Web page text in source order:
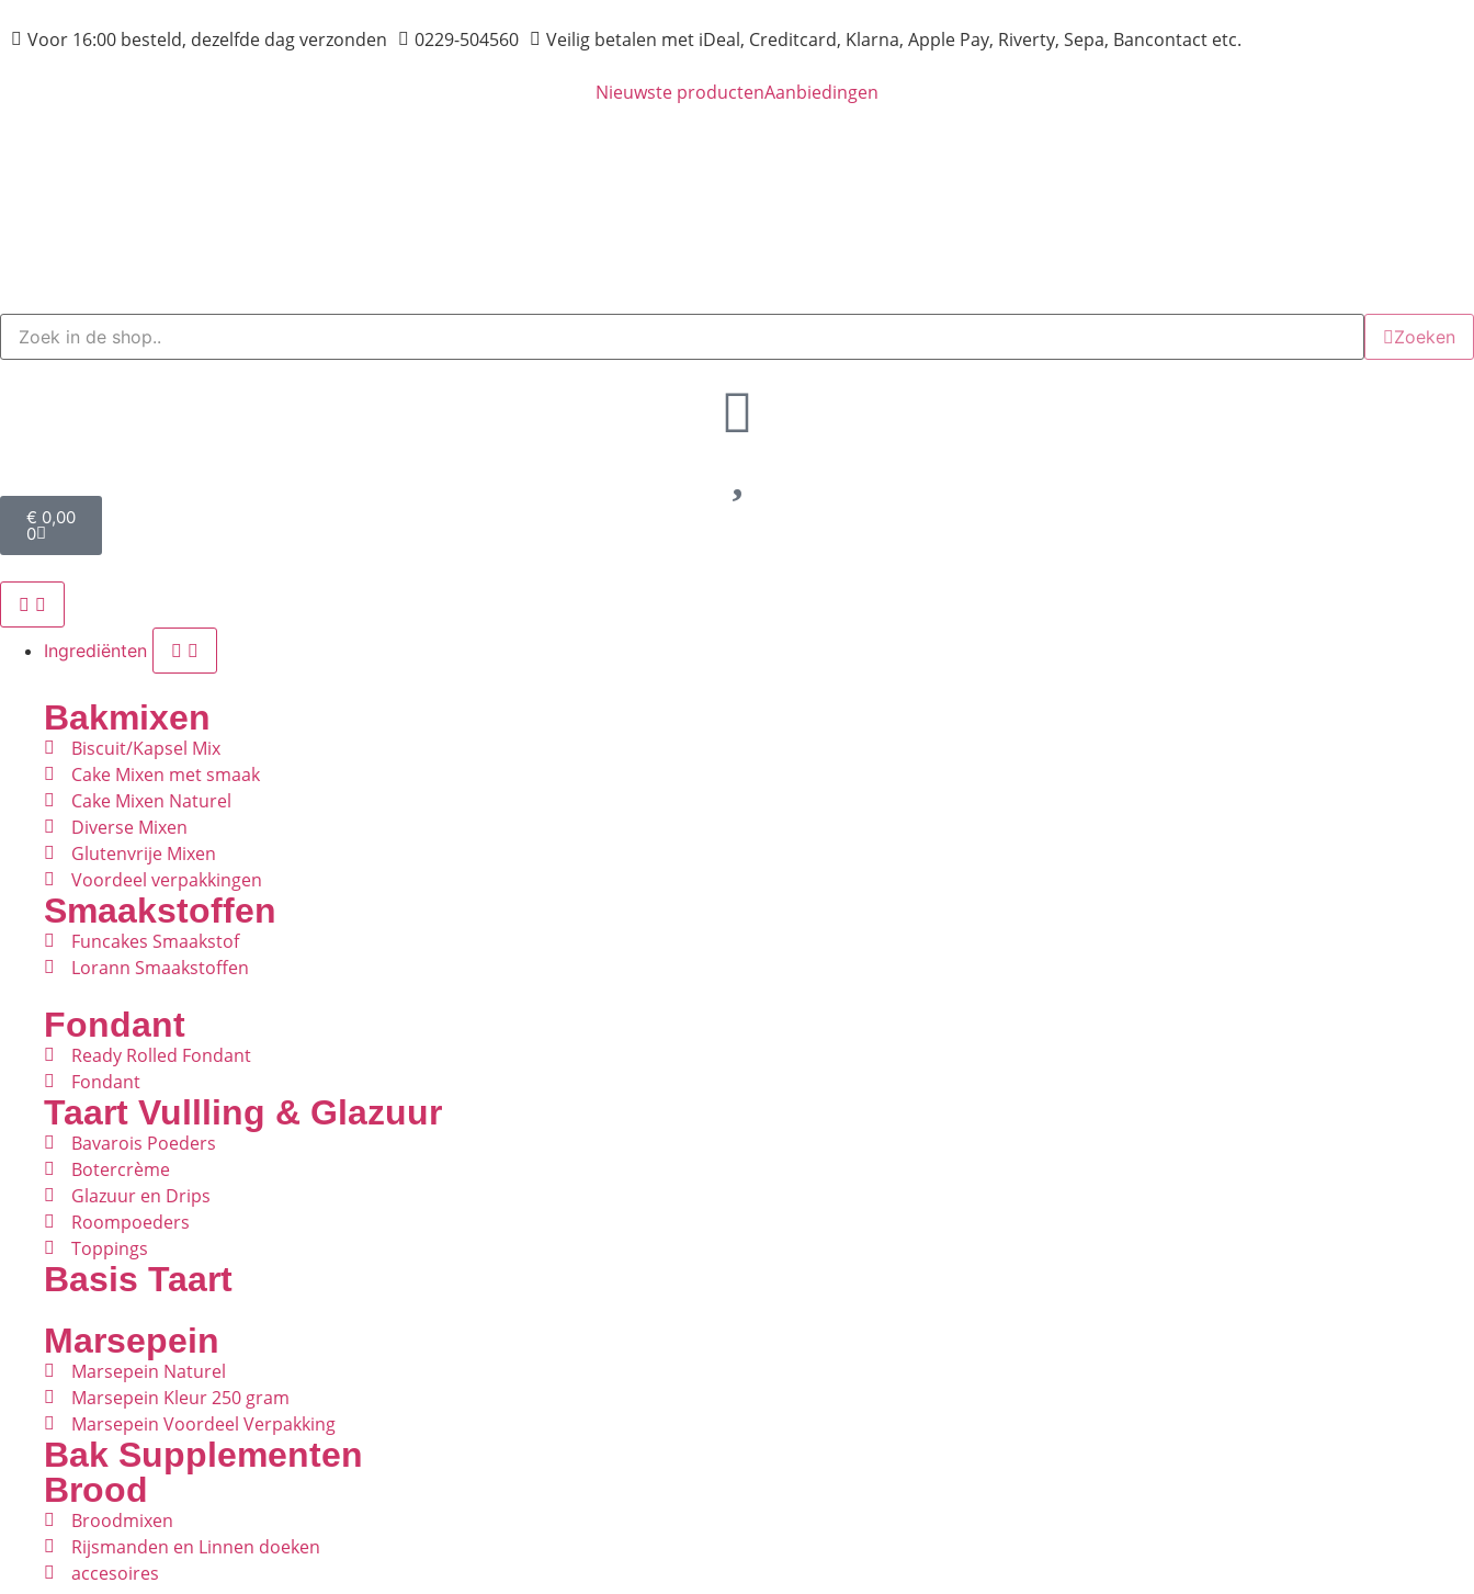
Voor 16:00 besteld, dezelfde dag verzonden 0229-504560 Veilig betalen met iDeal, Creditcard, Klarna, Apple Pay, Riverty, Sepa, Bancontact etc.
Nieuwste productenAanbiedingen
Zoeken
€ 0,00
0
Ingrediënten
Bakmixen
Biscuit/Kapsel Mix
Cake Mixen met smaak
Cake Mixen Naturel
Diverse Mixen
Glutenvrije Mixen
Voordeel verpakkingen
Smaakstoffen
Funcakes Smaakstof
Lorann Smaakstoffen
Fondant
Ready Rolled Fondant
Fondant
Taart Vullling & Glazuur
Bavarois Poeders
Botercrème
Glazuur en Drips
Roompoeders
Toppings
Basis Taart
Marsepein
Marsepein Naturel
Marsepein Kleur 250 gram
Marsepein Voordeel Verpakking
Bak Supplementen
Brood
Broodmixen
Rijsmanden en Linnen doeken
accesoires